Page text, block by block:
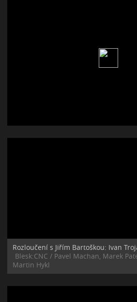
Rozloučení s Jiřím Bartoškou: Ivan
Blesk:CNC / Pavel Machan, Marek
Martin Hykl